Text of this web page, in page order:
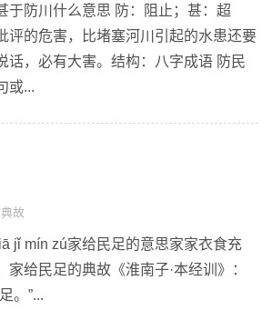
于防川什么意思 防：阻止；甚：超
评的危害，比堵塞河川引起的水患还要
话，必有大害。结构：八字成语 防民
或...
故
jǐ mín zú家给民足的意思家家衣食充
给民足的典故《淮南子·本经训》：
。”...